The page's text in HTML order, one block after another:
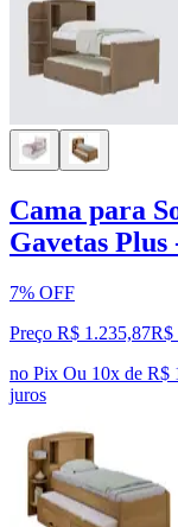
Cama para
Gavetas Plus
7% OFF
Preço R$ 1.235,87R$
no Pix Ou 10x de R$
juros